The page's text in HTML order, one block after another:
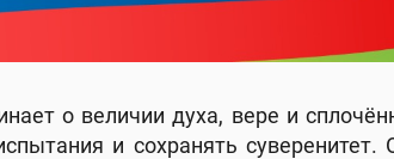
о величии духа, вере и
и сохранять